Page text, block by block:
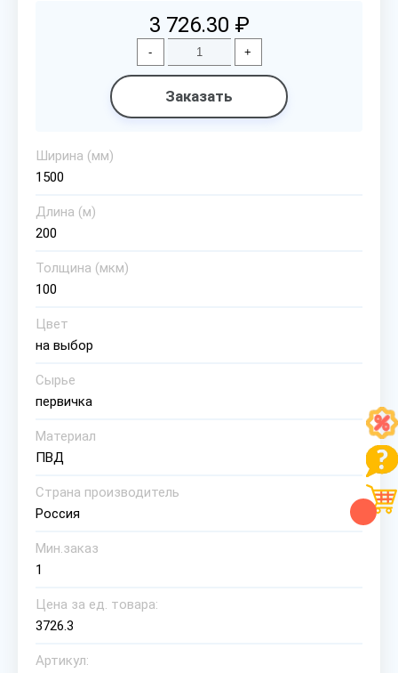
3 726.30 ₽
- +
Заказать
Ширина (мм)
1500
Длина (м)
200
Толщина (мкм)
100
Цвет
на выбор
Сырье
первичка
Материал
ПВД
Страна производитель
Россия
Мин.заказ
1
Цена за ед. товара:
3726.3
Артикул: